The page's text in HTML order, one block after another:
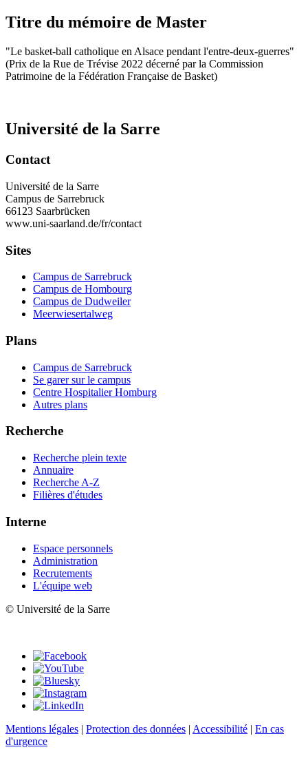
Titre du mémoire de Master
"Le basket-ball catholique en Alsace pendant l'entre-deux-guerres"
(Prix de la Rue de Trévise 2022 décerné par la Commission
Patrimoine de la Fédération Française de Basket)
Université de la Sarre
Contact
Université de la Sarre
Campus de Sarrebruck
66123 Saarbrücken
www.uni-saarland.de/fr/contact
Sites
Campus de Sarrebruck
Campus de Hombourg
Campus de Dudweiler
Meerwiesertalweg
Plans
Campus de Sarrebruck
Se garer sur le campus
Centre Hospitalier Homburg
Autres plans
Recherche
Recherche plein texte
Annuaire
Recherche A-Z
Filières d'études
Interne
Espace personnels
Administration
Recrutements
L'équipe web
© Université de la Sarre
Mentions légales | Protection des données | Accessibilité | En cas
d'urgence